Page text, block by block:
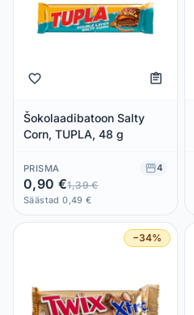
Šokolaadibatoon Salty
Corn, TUPLA, 48 g
PRISMA 4
0,90 €1,39 €
Säästad 0,49 €
−34%